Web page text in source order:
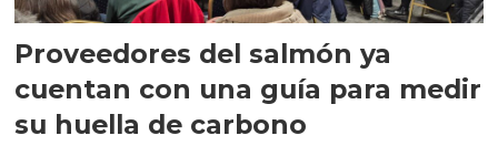
Proveedores del salmón ya
cuentan con una guía para medir
su huella de carbono